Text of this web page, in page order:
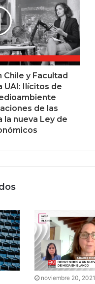
Chile y Facultad
UAI: Ilícitos de
de las
nueva Ley de
noviembre 20, 2021